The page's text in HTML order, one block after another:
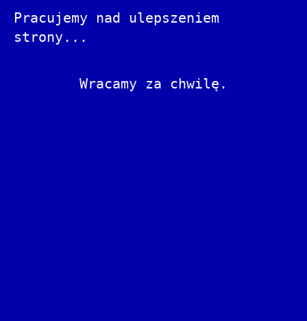
Pracujemy nad ulepszeniem
strony...
Wracamy za chwilę.